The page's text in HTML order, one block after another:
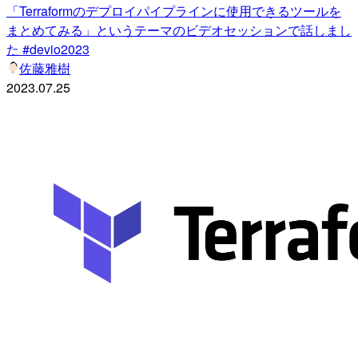
「Terraformのデプロイパイプラインに使用できるツールを
まとめてみる」というテーマのビデオセッションで話しまし
た #devio2023
佐藤雅樹
2023.07.25